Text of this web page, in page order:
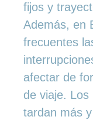
fijos y
Además, en
frecuentes
afectar de
de viaje. Los
tardan más